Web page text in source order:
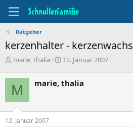
Ratgeber
kerzenhalter - kerzenwachs
T
e
m
e
n
s
t
marie, thalia
B
i
d
12. Januar 2007
M marie, thalia
12. Januar 2007